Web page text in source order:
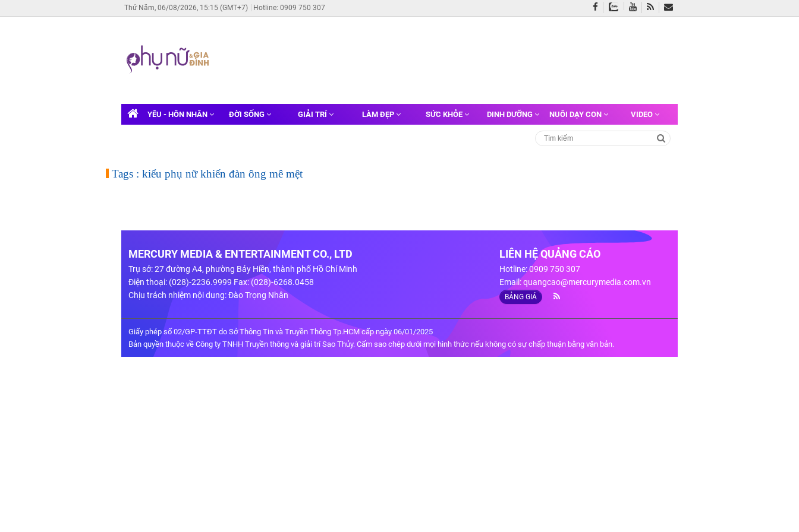
Thứ Năm, 06/08/2026, 15:15 (GMT+7) Hotline: 0909 750 307
YÊU - HÔN NHÂN ĐỜI SỐNG GIẢI TRÍ LÀM ĐẸP SỨC KHỎE DINH DƯỠNG NUÔI DẠY CON VIDEO
Tags : kiểu phụ nữ khiến đàn ông mê mệt
MERCURY MEDIA & ENTERTAINMENT CO., LTD
Trụ sở: 27 đường A4, phường Bảy Hiền, thành phố Hồ Chí Minh
Điện thoại: (028)-2236.9999 Fax: (028)-6268.0458
Chịu trách nhiệm nội dung: Đào Trọng Nhân
LIÊN HỆ QUẢNG CÁO
Hotline: 0909 750 307
Email:quangcao@mercurymedia.com.vn
BẢNG GIÁ
Giấy phép số 02/GP-TTĐT do Sở Thông Tin và Truyền Thông Tp.HCM cấp ngày 06/01/2025
Bản quyền thuộc về Công ty TNHH Truyền thông và giải trí Sao Thủy. Cấm sao chép dưới mọi hình thức nếu không có sự chấp thuận bằng văn bản.